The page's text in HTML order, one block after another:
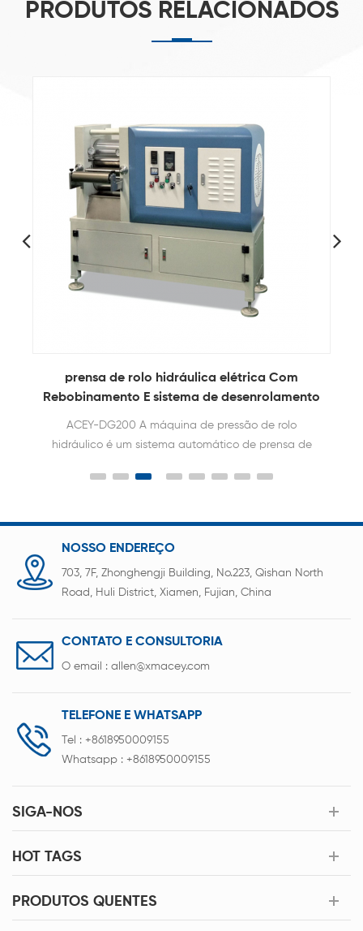
PRODUTOS RELACIONADOS
prensa de rolo hidráulica elétrica Com
Rebobinamento E sistema de desenrolamento
ACEY-DG200 A máquina de pressão de rolo
hidráulico é um sistema automático de prensa de
pressão digital de precisão .
NOSSO ENDEREÇO
703, 7F, Zhonghengji Building, No.223, Qishan North
Road, Huli District, Xiamen, Fujian, China
CONTATO E CONSULTORIA
O email : allen@xmacey.com
TELEFONE E WHATSAPP
Tel : +8618950009155
Whatsapp : +8618950009155
SIGA-NOS
HOT TAGS
PRODUTOS QUENTES